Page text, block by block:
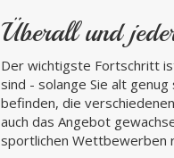
Überall und
Der wichtigste Fortschritt
sind - solange Sie alt
befinden, die
auch das Angebot
sportlichen Wettbewerben